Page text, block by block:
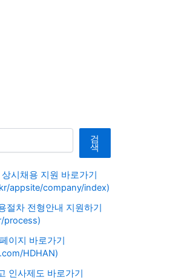
검
색
시채용 지원 바로가기
appsite/company/index)
절차 전형안내 지원하기
process)
이지 바로가기
HDHAN)
인사제도 바로가기